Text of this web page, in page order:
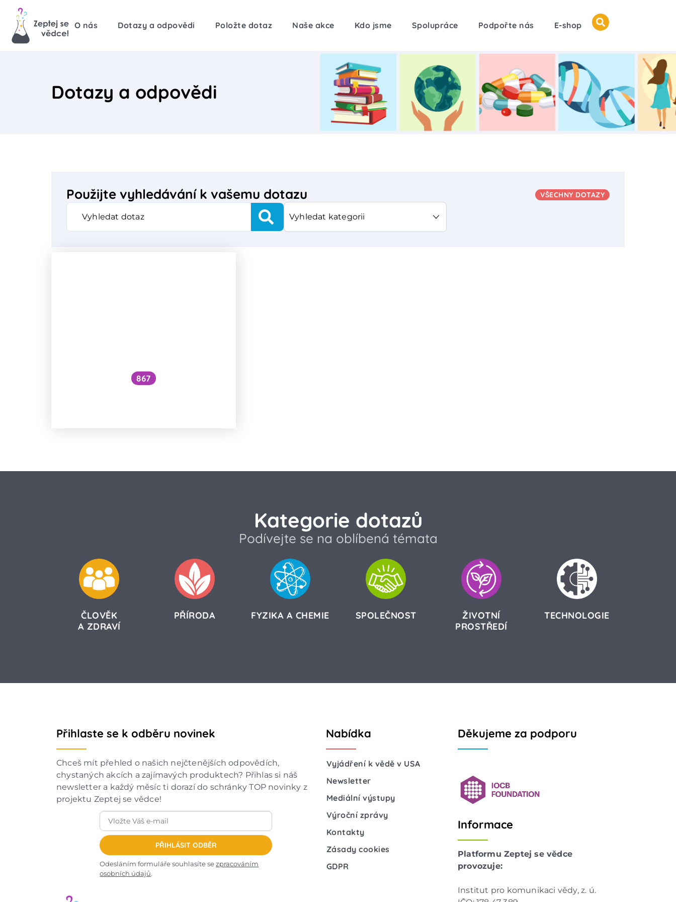
O nás Dotazy a odpovědi Položte dotaz Naše akce Kdo jsme Spolupráce Podpořte nás E-shop
Dotazy a odpovědi
Použijte vyhledávání k vašemu dotazu VŠECHNY DOTAZY
867
Kategorie dotazů
Podívejte se na oblíbená témata
ČLOVĚK
A ZDRAVÍ
PŘÍRODA FYZIKA A CHEMIE SPOLEČNOST
ŽIVOTNÍ
PROSTŘEDÍ
TECHNOLOGIE
Přihlaste se k odběru novinek
Chceš mít přehled o našich nejčtenějších odpovědích,
chystaných akcích a zajímavých produktech? Přihlas si náš
newsletter a každý měsíc ti dorazí do schránky TOP novinky z
projektu Zeptej se vědce!
PŘIHLÁSIT ODBĚR
Odesláním formuláře souhlasíte sezpracováním
osobních údajů.
Nabídka
Vyjádření k vědě v USA
Newsletter
Mediální výstupy
Výroční zprávy
Kontakty
Zásady cookies
GDPR
Děkujeme za podporu
Informace
Platformu Zeptej se vědce
provozuje:
Institut pro komunikaci vědy, z. ú.